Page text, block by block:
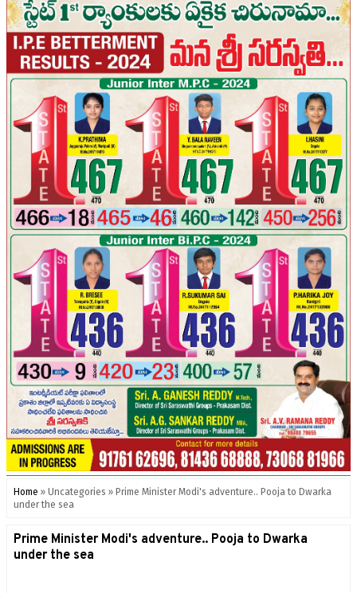
Home » Uncategories » Prime Minister Modi's adventure.. Pooja to Dwarka
under the sea
Prime Minister Modi's adventure.. Pooja to Dwarka
under the sea